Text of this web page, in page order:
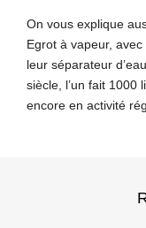
On vous explique
Egrot à vapeur,
leur séparateur
siècle, l’un fait 1000
encore en activité